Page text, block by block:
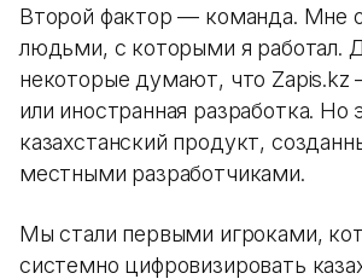
Второй фактор — команда. Мне
людьми, с которыми я работал.
некоторые думают, что Zapis.kz
или иностранная разработка. Но
казахстанский продукт,
местными разработчиками.
Мы стали первыми игроками,
системно цифровизировать